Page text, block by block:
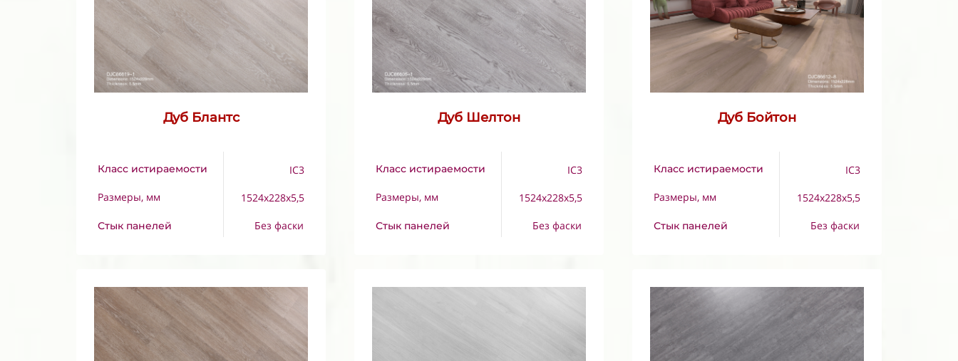
Дуб Блантс
Класс истираемости
Размеры, мм
Стык панелей
IC3
1524x228x5,5
Без фаски
Дуб Шелтон
Класс истираемости
Размеры, мм
Стык панелей
IC3
1524x228x5,5
Без фаски
Дуб Бойтон
Класс истираемости
Размеры, мм
Стык панелей
IC3
1524x228x5,5
Без фаски